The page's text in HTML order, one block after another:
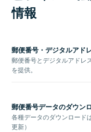
情報
郵便番号・デジタルアド
郵便番号とデジタルアドレ
を提供。
郵便番号データのダウン
各種データのダウンロード
更新）